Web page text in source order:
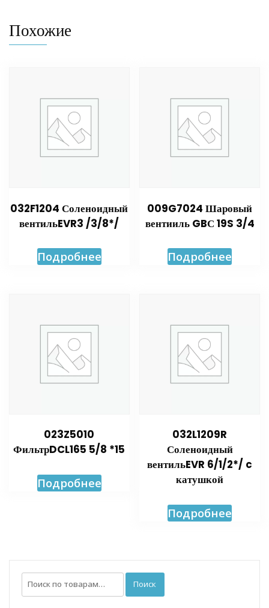
Похожие
032F1204 Соленоидный
вентильEVR3 /3/8*/
Подробнее
009G7024 Шаровый
вентииль GBС 19S 3/4
Подробнее
023Z5010
ФильтрDCL165 5/8 *15
Подробнее
032L1209R
Соленоидный
вентильEVR 6/1/2*/ c
катушкой
Подробнее
Искать: Поиск